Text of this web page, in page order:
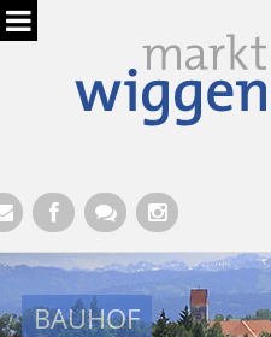
BAUHOF